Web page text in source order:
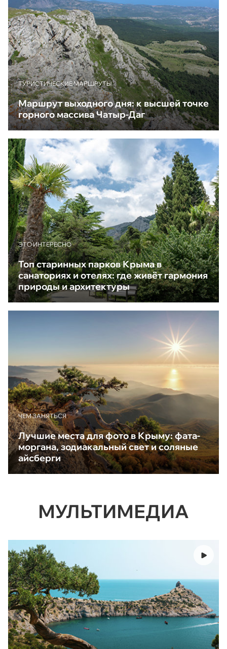
ТУРИСТИЧЕСКИЕ МАРШРУТЫ
Маршрут выходного дня: к высшей точке
горного массива Чатыр-Даг
ЭТО ИНТЕРЕСНО
Топ старинных парков Крыма в
санаториях и отелях: где живёт гармония
природы и архитектуры
ЧЕМ ЗАНЯТЬСЯ
Лучшие места для фото в Крыму: фата-
моргана, зодиакальный свет и соляные
айсберги
МУЛЬТИМЕДИА